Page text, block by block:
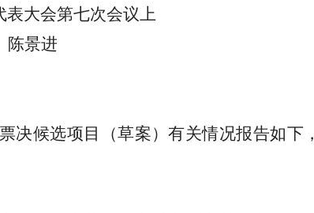
表大会第七次会议上
陈景进
决候选项目（草案）有关情况报告如下，